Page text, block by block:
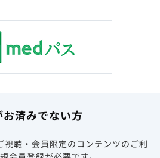
お済みでない方
視聴・会員限定のコンテンツのご利